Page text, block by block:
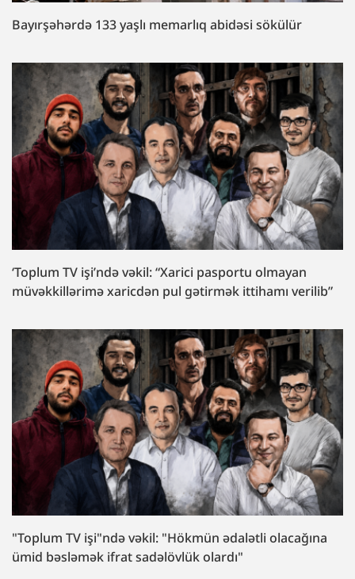
Bayırşəhərdə 133 yaşlı memarlıq abidəsi sökülür
‘Toplum TV işi’ndə vəkil: “Xarici pasportu olmayan
müvəkkillərimə xaricdən pul gətirmək ittihamı verilib”
"Toplum TV işi"ndə vəkil: "Hökmün ədalətli olacağına
ümid bəsləmək ifrat sadəlövlük olardı"